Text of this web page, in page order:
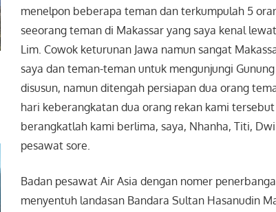
menelpon beberapa teman dan terkumpulah 5
seeorang teman di Makassar yang saya kenal
Lim. Cowok keturunan Jawa namun sangat
saya dan teman-teman untuk mengunjungi
disusun, namun ditengah persiapan dua orang
hari keberangkatan dua orang rekan kami
berangkatlah kami berlima, saya, Nhanha, Titi,
pesawat sore.
Badan pesawat Air Asia dengan nomer
menyentuh landasan Bandara Sultan Hasanudin